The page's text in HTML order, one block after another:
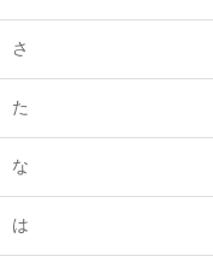
さ
た
な
は